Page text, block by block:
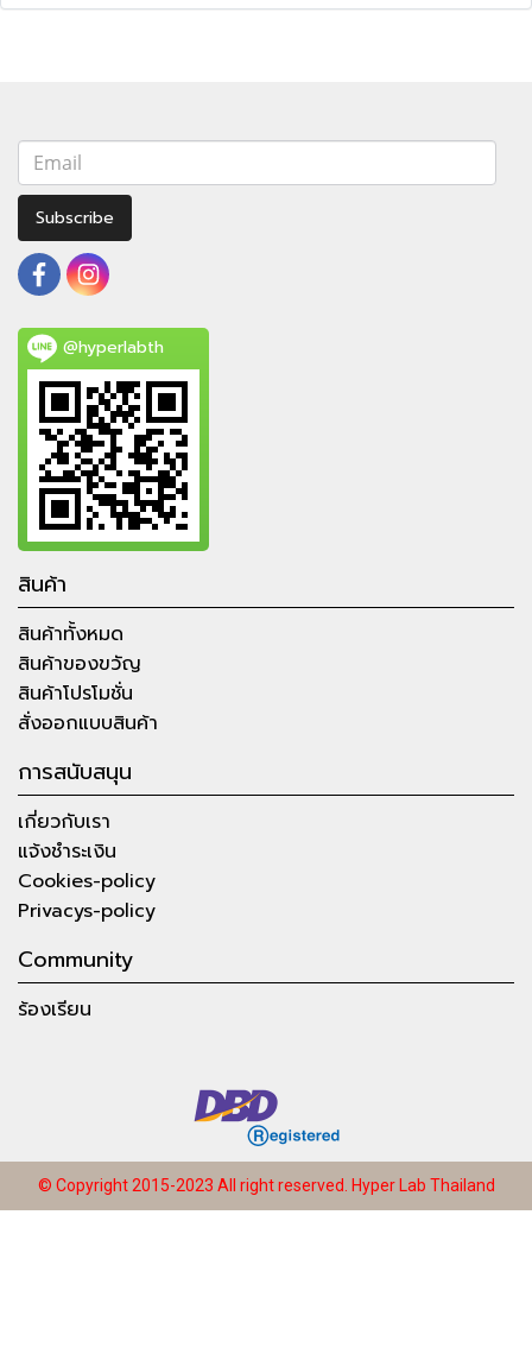
Subscribe
@hyperlabth
สินค้า
สินค้าทั้งหมด
สินค้าของขวัญ
สินค้าโปรโมชั่น
สั่งออกแบบสินค้า
การสนับสนุน
เกี่ยวกับเรา
แจ้งชำระเงิน
Cookies-policy
Privacys-policy
Community
ร้องเรียน
© Copyright 2015-2023 All right reserved. Hyper Lab Thailand